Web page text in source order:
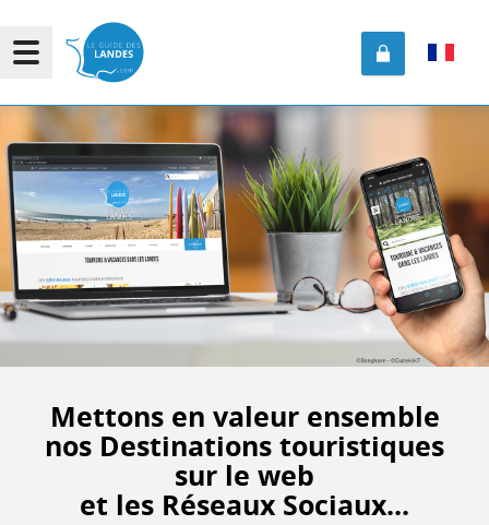
Mettons en valeur ensemble
nos Destinations touristiques
sur le web
et les Réseaux Sociaux...